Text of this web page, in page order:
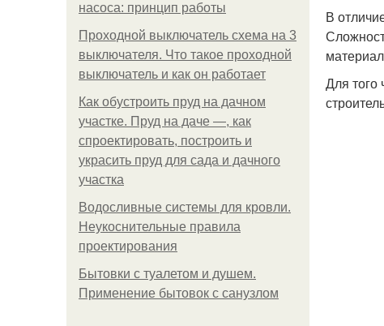
насоса: принцип работы
Проходной выключатель схема на 3
выключателя. Что такое проходной
выключатель и как он работает
Как обустроить пруд на дачном
участке. Пруд на даче —, как
спроектировать, построить и
украсить пруд для сада и дачного
участка
Водосливные системы для кровли.
Неукоснительные правила
проектирования
Бытовки с туалетом и душем.
Применение бытовок с санузлом
В
Для того